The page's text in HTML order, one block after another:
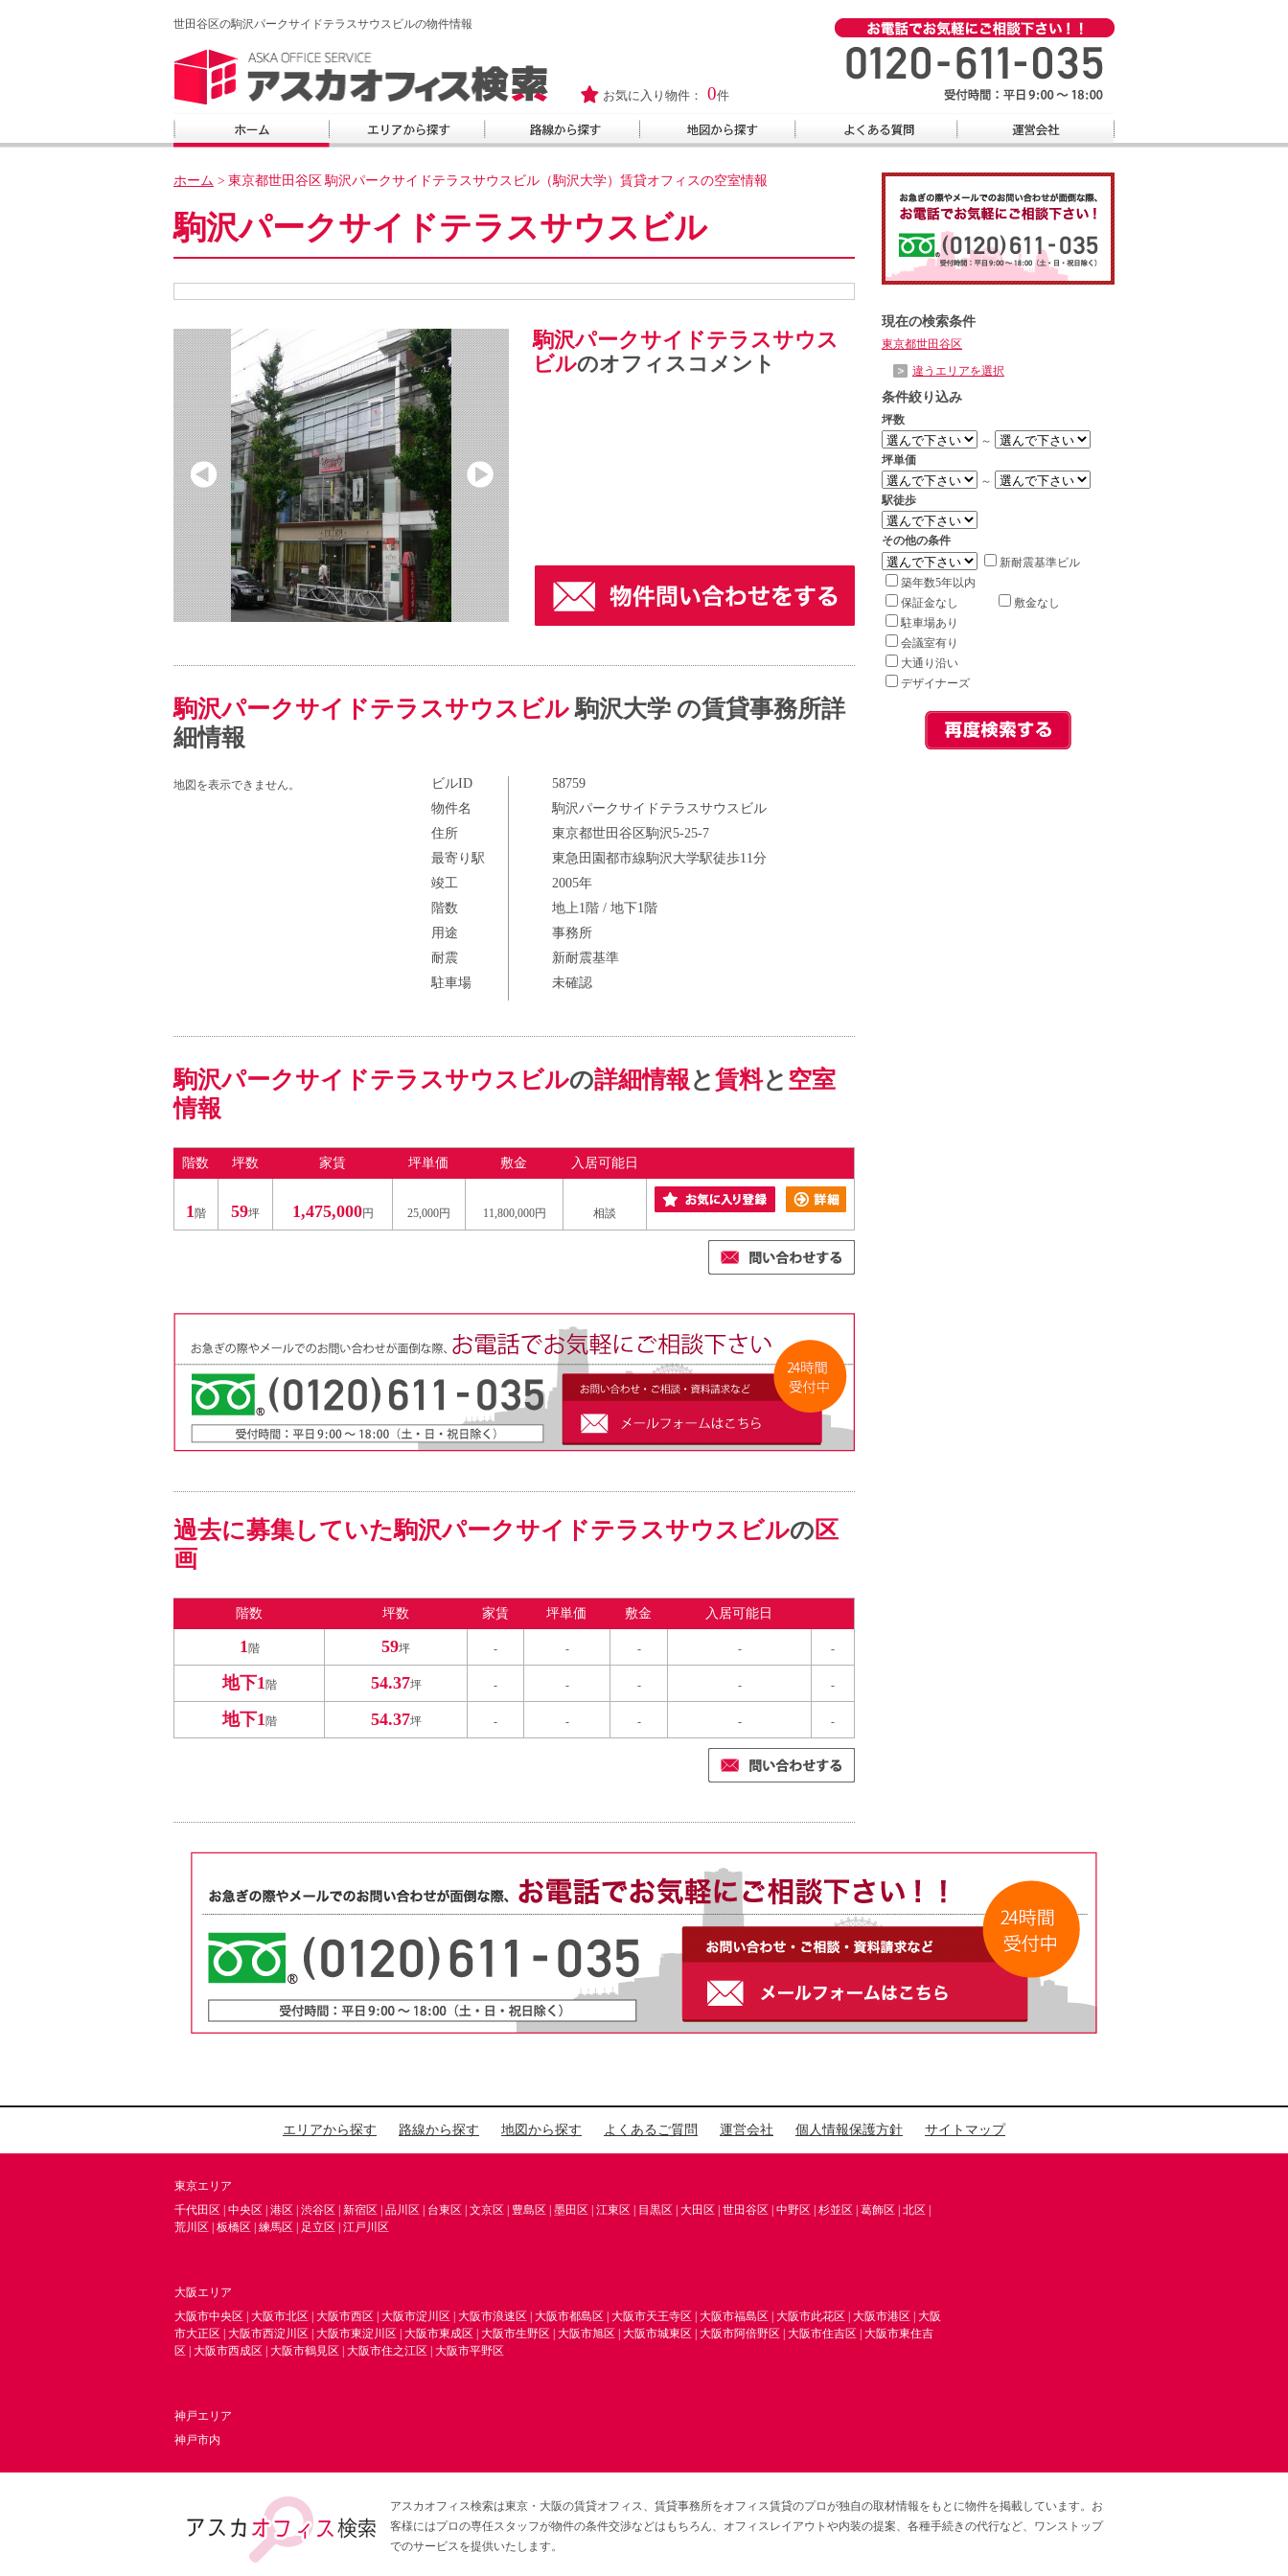
世田谷区の駒沢パークサイドテラスサウスビルの物件情報
お気に入り物件： 0件
ホーム > 東京都世田谷区 駒沢パークサイドテラスサウスビル（駒沢大学）賃貸オフィスの空室情報
駒沢パークサイドテラスサウスビル
駒沢パークサイドテラスサウス
ビルのオフィスコメント
駒沢パークサイドテラスサウスビル駒沢大学 の賃貸事務所詳
細情報
地図を表示できません。 ビルID
58759
物件名
駒沢パークサイドテラスサウスビル
住所
東京都世田谷区駒沢5-25-7
最寄り駅
東急田園都市線駒沢大学駅徒歩11分
竣工
2005年
階数
地上1階 / 地下1階
用途
事務所
耐震
新耐震基準
駐車場
未確認
駒沢パークサイドテラスサウスビルの詳細情報 と賃料と 空室
情報
階数 坪数 家賃 坪単価 敷金 入居可能日
1階 59坪 1,475,000円 25,000円 11,800,000円 相談
過去に募集していた駒沢パークサイドテラスサウスビルの区
画
階数 坪数 家賃 坪単価 敷金 入居可能日
1階 59坪 - - - - -
地下1階 54.37坪 - - - - -
地下1階 54.37坪 - - - - -
現在の検索条件
東京都世田谷区
違うエリアを選択
条件絞り込み
坪数
～
坪単価
～
駅徒歩
その他の条件
新耐震基準ビル
築年数5年以内
保証金なし
敷金なし
駐車場あり
会議室有り
大通り沿い
デザイナーズ
エリアから探す 路線から探す 地図から探す よくあるご質問 運営会社 個人情報保護方針 サイトマップ
東京エリア
千代田区
中央区 港区 渋谷区 新宿区 品川区 台東区 文京区 豊島区 墨田区 江東区 目黒区 大田区 世田谷区 中野区 杉並区 葛飾区 北区
荒川区
板橋区 練馬区 足立区 江戸川区
大阪エリア
大阪市中央区
大阪市北区 大阪市西区 大阪市淀川区 大阪市浪速区 大阪市都島区 大阪市天王寺区 大阪市福島区 大阪市此花区 大阪市港区
大阪
市大正区
大阪市西淀川区 大阪市東淀川区 大阪市東成区 大阪市生野区 大阪市旭区 大阪市城東区 大阪市阿倍野区 大阪市住吉区
大阪市東住吉
区
大阪市西成区 大阪市鶴見区 大阪市住之江区 大阪市平野区
神戸エリア
神戸市内
アスカオフィス検索は東京・大阪の賃貸オフィス、賃貸事務所をオフィス賃貸のプロが独自の取材情報をもとに物件を掲載しています。お
客様にはプロの専任スタッフが物件の条件交渉などはもちろん、オフィスレイアウトや内装の提案、各種手続きの代行など、ワンストップ
でのサービスを提供いたします。